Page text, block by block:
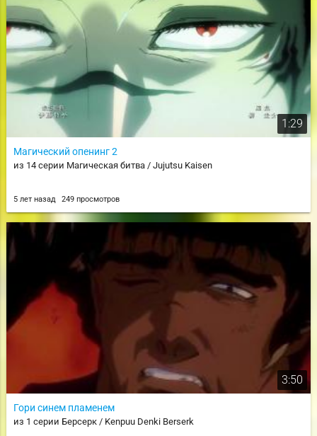
1:29
Магический опенинг 2
из 14 серии Магическая битва / Jujutsu Kaisen
5 лет назад 249 просмотров
3:50
Гори синем пламенем
из 1 серии Берсерк / Kenpuu Denki Berserk